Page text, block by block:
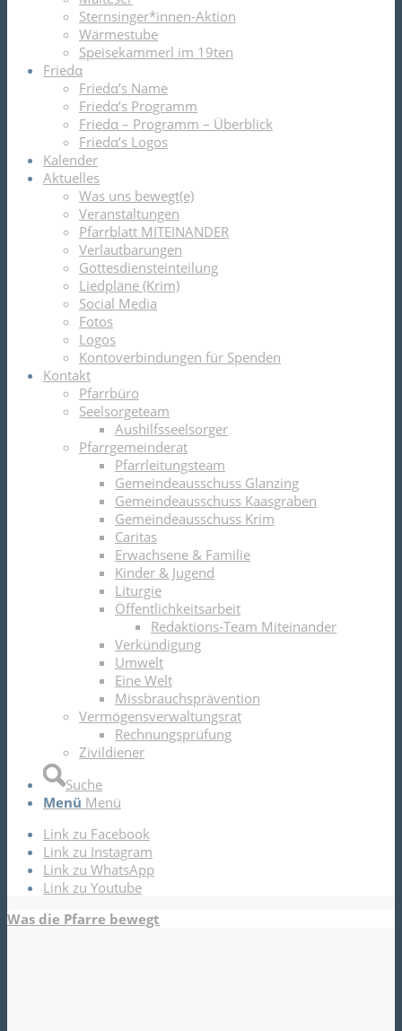
Sternsinger*innen-Aktion
Wärmestube
Speisekammerl im 19ten
Friedα
Friedα’s Name
Friedα’s Programm
Friedα – Programm – Überblick
Friedα’s Logos
Kalender
Aktuelles
Was uns bewegt(e)
Veranstaltungen
Pfarrblatt MITEINANDER
Verlautbarungen
Gottesdiensteinteilung
Liedpläne (Krim)
Social Media
Fotos
Logos
Kontoverbindungen für Spenden
Kontakt
Pfarrbüro
Seelsorgeteam
Aushilfsseelsorger
Pfarrgemeinderat
Pfarrleitungsteam
Gemeindeausschuss Glanzing
Gemeindeausschuss Kaasgraben
Gemeindeausschuss Krim
Caritas
Erwachsene & Familie
Kinder & Jugend
Liturgie
Öffentlichkeitsarbeit
Redaktions-Team Miteinander
Verkündigung
Umwelt
Eine Welt
Missbrauchsprävention
Vermögensverwaltungsrat
Rechnungsprüfung
Zivildiener
Suche
Menü Menü
Link zu Facebook
Link zu Instagram
Link zu WhatsApp
Link zu Youtube
Was die Pfarre bewegt